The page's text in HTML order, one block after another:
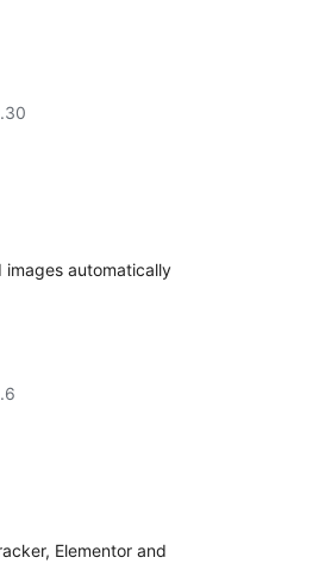
images automatically
Elementor and